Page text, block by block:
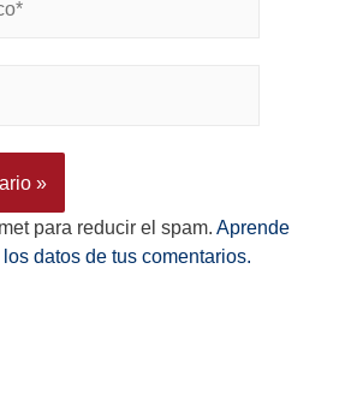
para reducir el spam. Aprende
datos de tus comentarios.